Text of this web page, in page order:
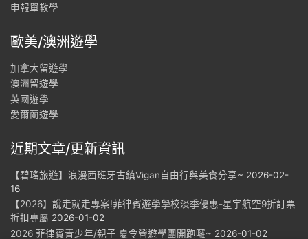
申報單教學
歐美/澳洲遊學
加拿大留遊學
澳洲留遊學
英國遊學
愛爾蘭遊學
近期文章/更新資訊
【碧瑤旅遊】浪漫西班牙古鎮Vigan自由行與美食分享~ 2026-02-
16
【2026】說走就走專案!菲律賓遊學學校淡季優惠-星宇航空9折訂票
折扣專屬 2026-01-02
2026 菲律賓青少年/親子 夏令營遊學團開跑囉~ 2026-01-02